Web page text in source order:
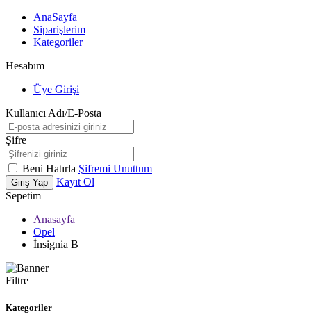
AnaSayfa
Siparişlerim
Kategoriler
Hesabım
Üye Girişi
Kullanıcı Adı/E-Posta
Şifre
Beni Hatırla Şifremi Unuttum
Giriş Yap
Kayıt Ol
Sepetim
Anasayfa
Opel
İnsignia B
Filtre
Kategoriler